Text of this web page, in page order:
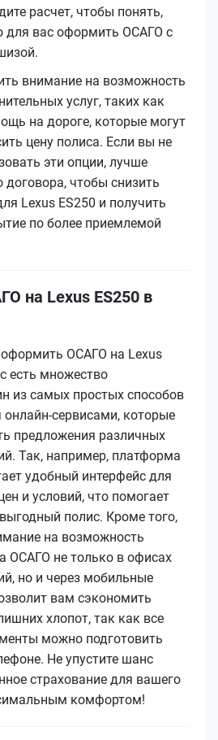
расчет, чтобы понять,
для вас оформить ОСАГО с
внимание на возможность
услуг, таких как
на дороге, которые могут
цену полиса. Если вы не
эти опции, лучше
договора, чтобы снизить
Lexus ES250 и получить
по более приемлемой
на Lexus ES250 в
оформить ОСАГО на Lexus
есть множество
из самых простых способов
онлайн-сервисами, которые
предложения различных
Так, например, платформа
удобный интерфейс для
и условий, что помогает
полис. Кроме того,
на возможность
ОСАГО не только в офисах
но и через мобильные
вам сэкономить
хлопот, так как все
можно подготовить
Не упустите шанс
страхование для вашего
комфортом!